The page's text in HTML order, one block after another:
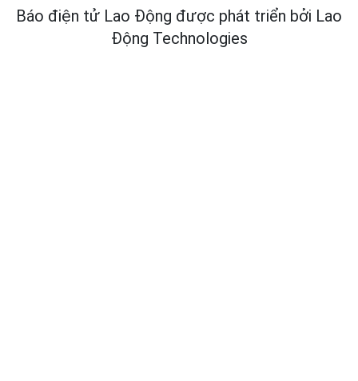
Báo điện tử Lao Động được phát triển bởi Lao
Động Technologies